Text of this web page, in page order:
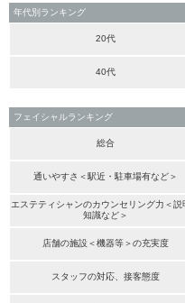
年代別ランキング
20代
40代
フェイシャルランキング
総合
通いやすさ＜駅近・駐車場有など＞
エステティシャンのカウンセリング力＜説
知識など＞
店舗の施設＜機器等＞の充実度
スタッフの対応、接客態度